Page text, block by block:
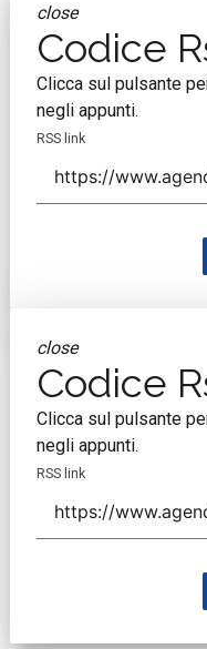
close
Codice
Clicca sul pulsante
negli appunti.
RSS link
close
Codice
Clicca sul pulsante
negli appunti.
RSS link